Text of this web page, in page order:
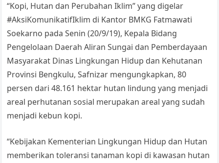
“Kopi, Hutan dan Perubahan Iklim” yang digelar
#AksiKomunikatifIklim di Kantor BMKG Fatmawati
Soekarno pada Senin (20/9/19), Kepala Bidang
Pengelolaan Daerah Aliran Sungai dan Pemberdayaan
Masyarakat Dinas Lingkungan Hidup dan Kehutanan
Provinsi Bengkulu, Safnizar mengungkapkan, 80
persen dari 48.161 hektar hutan lindung yang menjadi
areal perhutanan sosial merupakan areal yang sudah
menjadi kebun kopi.
“Kebijakan Kementerian Lingkungan Hidup dan Hutan
memberikan toleransi tanaman kopi di kawasan hutan